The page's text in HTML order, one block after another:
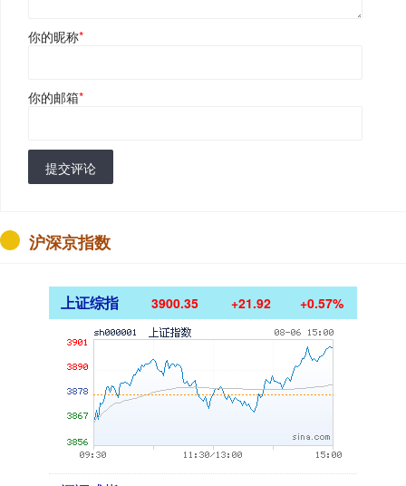
你的昵称*
你的邮箱*
提交评论
沪深京指数
上证综指 3900.35 +21.92 +0.57%